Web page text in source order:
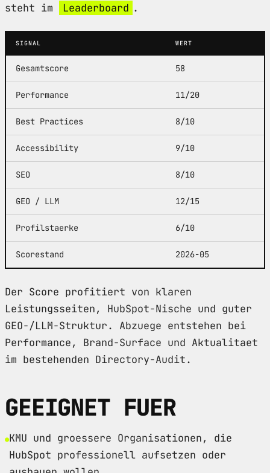
steht im
Leaderboard .
SIGNAL WERT
Gesamtscore 58
Performance 11/20
Best Practices 8/10
Accessibility 9/10
SEO 8/10
GEO / LLM 12/15
Profilstaerke 6/10
Scorestand 2026-05
Der Score profitiert von klaren
Leistungsseiten, HubSpot-Nische und guter
GEO-/LLM-Struktur. Abzuege entstehen bei
Performance, Brand-Surface und Aktualitaet
im bestehenden Directory-Audit.
GEEIGNET FUER
KMU und groessere Organisationen, die
HubSpot professionell aufsetzen oder